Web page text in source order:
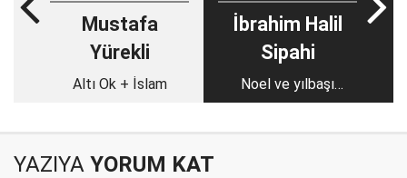
Mustafa
Yürekli
Altı Ok + İslam
İbrahim Halil
Sipahi
Noel ve yılbaşı
kutlama telaşı,
YAZIYA YORUM KAT